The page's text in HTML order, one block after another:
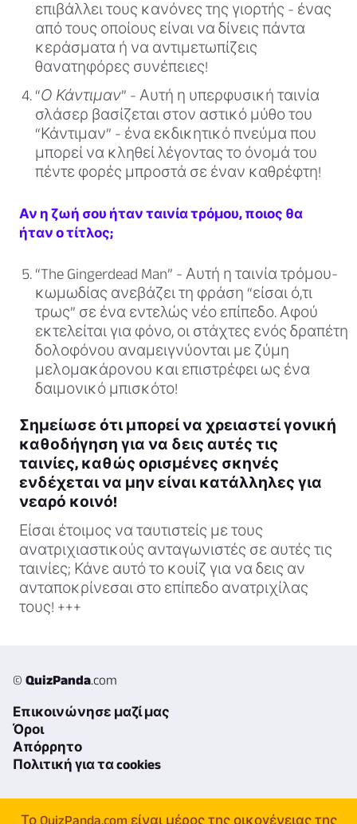
επιβάλλει τους κανόνες της γιορτής - ένας
από τους οποίους είναι να δίνεις πάντα
κεράσματα ή να αντιμετωπίζεις
θανατηφόρες συνέπειες!
“Ο Κάντιμαν” - Αυτή η υπερφυσική ταινία
σλάσερ βασίζεται στον αστικό μύθο του
“Κάντιμαν” - ένα εκδικητικό πνεύμα που
μπορεί να κληθεί λέγοντας το όνομά του
πέντε φορές μπροστά σε έναν καθρέφτη!
Αν η ζωή σου ήταν ταινία τρόμου, ποιος θα
ήταν ο τίτλος;
“The Gingerdead Man” - Αυτή η ταινία τρόμου-
κωμωδίας ανεβάζει τη φράση “είσαι ό,τι
τρως” σε ένα εντελώς νέο επίπεδο. Αφού
εκτελείται για φόνο, οι στάχτες ενός δραπέτη
δολοφόνου αναμειγνύονται με ζύμη
μελομακάρονου και επιστρέφει ως ένα
δαιμονικό μπισκότο!
Σημείωσε ότι μπορεί να χρειαστεί γονική
καθοδήγηση για να δεις αυτές τις
ταινίες, καθώς ορισμένες σκηνές
ενδέχεται να μην είναι κατάλληλες για
νεαρό κοινό!
Είσαι έτοιμος να ταυτιστείς με τους
ανατριχιαστικούς ανταγωνιστές σε αυτές τις
ταινίες; Κάνε αυτό το κουίζ για να δεις αν
ανταποκρίνεσαι στο επίπεδο ανατριχίλας
τους! +++
© QuizPanda.com
Επικοινώνησε μαζί μας
Όροι
Απόρρητο
Πολιτική για τα cookies
Το QuizPanda.com είναι μέρος της οικογένειας της